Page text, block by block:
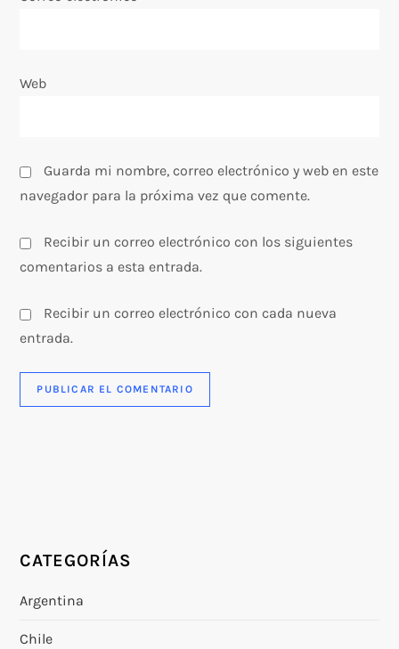
a
a
s
Web
Guarda mi nombre, correo electrónico y web en este
navegador para la próxima vez que comente.
Recibir un correo electrónico con los siguientes
comentarios a esta entrada.
Recibir un correo electrónico con cada nueva
entrada.
CATEGORÍAS
Argentina
Chile